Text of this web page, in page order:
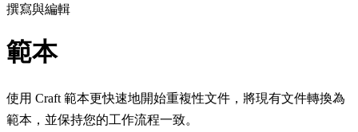
撰寫與編輯
範本
使用 Craft 範本更快速地開始重複性文件，將現有文件轉換為
範本，並保持您的工作流程一致。